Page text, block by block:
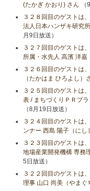
(たかぎ かおり) さん （
３２８回目のゲストは
法人日本ハンザキ研究
月9日放送）
３２７回目のゲストは
所属・水先人 高濱 洋
３２６回目のゲストは
（たかはま ひろよし）
３２５回目のゲストは
表 / まちづくりＰＲプ
（8月19日放送）
３２４回目のゲストは
ンナー 西島 陽子（にし
３２３回目のゲストは
地場産業開発機構 専務
5日放送）
３２２回目のゲストは
理事 山口 尚美（やまぐ